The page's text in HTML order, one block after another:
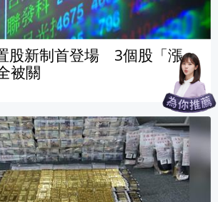
股新制首登場 3個股「漲
被關